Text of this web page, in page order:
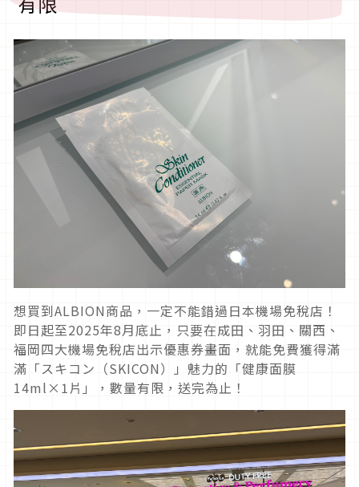
想買到ALBION商品，一定不能錯過日本機場免稅店！
即日起至2025年8月底止，只要在成田、羽田、關西、
福岡四大機場免稅店出示優惠券畫面，就能免費獲得滿
滿「スキコン（SKICON）」魅力的「健康面膜
14ml×1片」，數量有限，送完為止！